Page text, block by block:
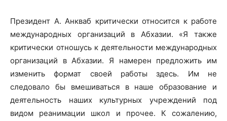
Президент А. Анкваб критически относится к работе
международных организаций в Абхазии. «Я также
критически отношусь к деятельности международных
организаций в Абхазии. Я намерен предложить им
изменить формат своей работы здесь. Им не
следовало бы вмешиваться в наше образование и
деятельность наших культурных учреждений под
видом реанимации школ и прочее. К сожалению,